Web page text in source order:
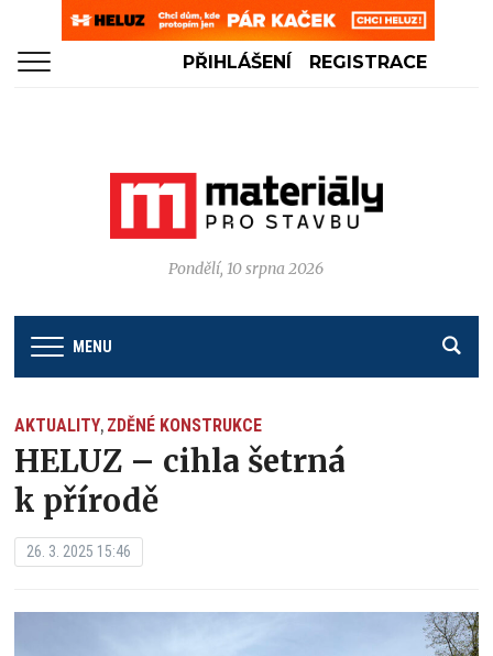
PŘIHLÁŠENÍ REGISTRACE
Pondělí, 10 srpna 2026
MENU
AKTUALITY, ZDĚNÉ KONSTRUKCE
HELUZ – cihla šetrná
k přírodě
26. 3. 2025 15:46